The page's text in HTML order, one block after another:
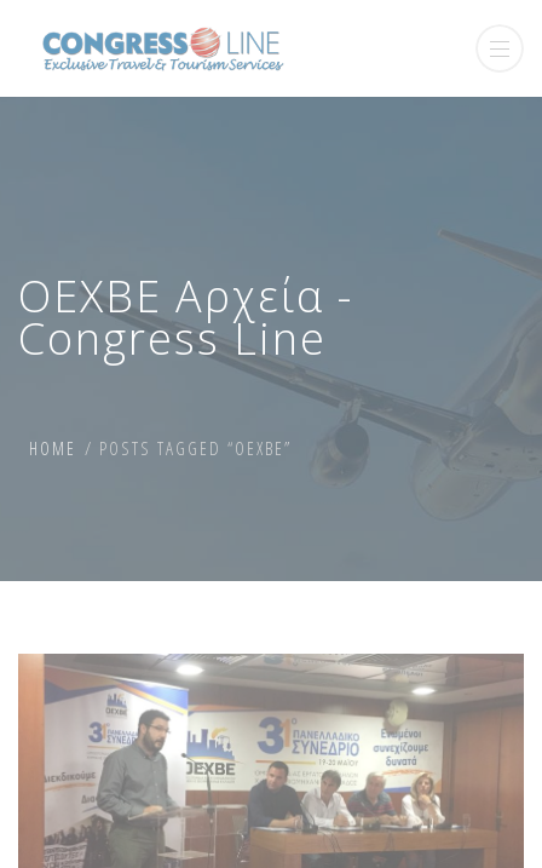
ΟΕΧΒΕ Αρχεία -
Congress Line
HOME POSTS TAGGED “ΟΕΧΒΕ”